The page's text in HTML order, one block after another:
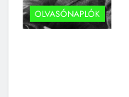
OLVASÓNAPLÓK